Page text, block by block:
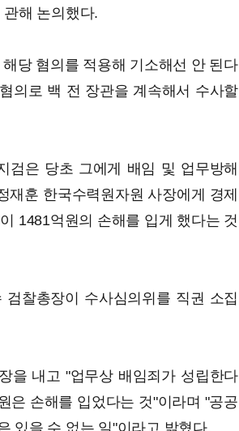
해 논의했다.
당 혐의를 적용해 기소해선 안 된다
의로 백 전 장관을 계속해서 수사할
검은 당초 그에게 배임 및 업무방해
훈 한국수력원자원 사장에게 경제
1481억원의 손해를 입게 했다는 것
찰총장이 수사심의위를 직권 소집
을 내고 "업무상 배임죄가 성립한다
은 손해를 입었다는 것"이라며 "공공
있을 수 없는 일"이라고 밝혔다.